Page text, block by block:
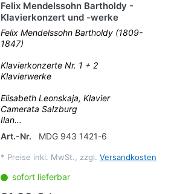
Felix Mendelssohn Bartholdy -
Klavierkonzert und -werke
Felix Mendelssohn Bartholdy (1809-
1847)
Klavierkonzerte Nr. 1 + 2
Klavierwerke
Elisabeth Leonskaja, Klavier
Camerata Salzburg
Ilan...
Art.-Nr.
MDG 943 1421-6
* Preise inkl. MwSt., zzgl. Versandkosten
sofort lieferbar